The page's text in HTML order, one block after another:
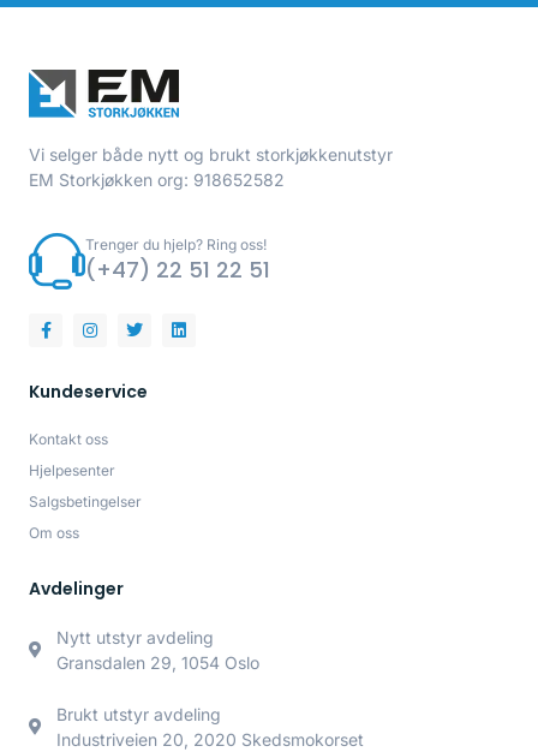
Vi selger både nytt og brukt storkjøkkenutstyr
EM Storkjøkken org: 918652582
Trenger du hjelp? Ring oss!
(+47) 22 51 22 51
Kundeservice
Kontakt oss
Hjelpesenter
Salgsbetingelser
Om oss
Avdelinger
Nytt utstyr avdeling
Gransdalen 29, 1054 Oslo
Brukt utstyr avdeling
Industriveien 20, 2020 Skedsmokorset